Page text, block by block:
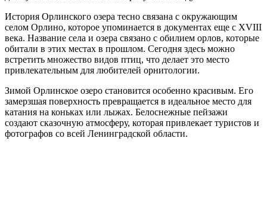
История Орлинского озера тесно связана с окружающим
селом Орлино, которое упоминается в документах еще с XVIII
века. Название села и озера связано с обилием орлов, которые
обитали в этих местах в прошлом. Сегодня здесь можно
встретить множество видов птиц, что делает это место
привлекательным для любителей орнитологии.
Зимой Орлинское озеро становится особенно красивым. Его
замерзшая поверхность превращается в идеальное место для
катания на коньках или лыжах. Белоснежные пейзажи
создают сказочную атмосферу, которая привлекает туристов и
фотографов со всей Ленинградской области.